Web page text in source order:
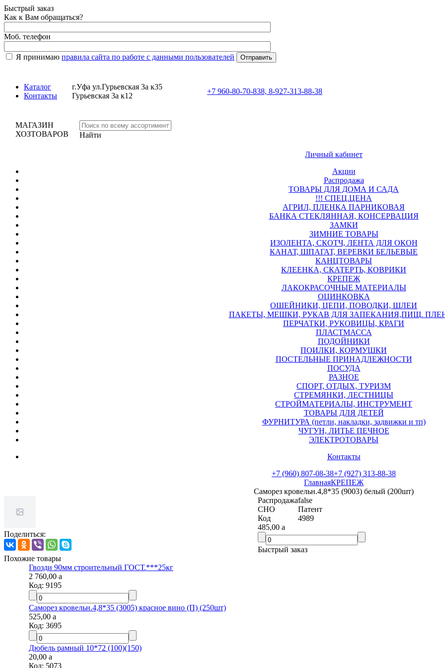
Быстрый заказ
Как к Вам обращаться?
Моб. телефон
Я принимаю правила сайта по работе с данными пользователей
Каталог
Контакты
г.Уфа ул.Гурьевская 3а к35
Гурьевская 3а к12
+7 960-80-70-838, 8-927-313-88-38
МАГАЗИН
ХОЗТОВАРОВ
Найти
Личный кабинет
Акции
Распродажа
ТОВАРЫ ДЛЯ ДОМА И САДА
!!! СПЕЦ.ЦЕНА
АГРИЛ, ПЛЕНКА ПАРНИКОВАЯ
БАНКА СТЕКЛЯННАЯ, КОНСЕРВАЦИЯ
ЗАМКИ
ЗИМНИЕ ТОВАРЫ
ИЗОЛЕНТА, СКОТЧ, ЛЕНТА ДЛЯ ОКОН
КАНАТ, ШПАГАТ, ВЕРЕВКИ БЕЛЬЕВЫЕ
КАНЦТОВАРЫ
КЛЕЕНКА, СКАТЕРТЬ, КОВРИКИ
КРЕПЕЖ
ЛАКОКРАСОЧНЫЕ МАТЕРИАЛЫ
ОЦИНКОВКА
ОШЕЙНИКИ, ЦЕПИ, ПОВОДКИ, ШЛЕИ
ПАКЕТЫ, МЕШКИ, РУКАВ ДЛЯ ЗАПЕКАНИЯ,ПИЩ.
ПЕРЧАТКИ, РУКОВИЦЫ, КРАГИ
ПЛАСТМАССА
ПОДОЙНИКИ
ПОИЛКИ, КОРМУШКИ
ПОСТЕЛЬНЫЕ ПРИНАДЛЕЖНОСТИ
ПОСУДА
РАЗНОЕ
СПОРТ, ОТДЫХ, ТУРИЗМ
СТРЕМЯНКИ, ЛЕСТНИЦЫ
СТРОЙМАТЕРИАЛЫ, ИНСТРУМЕНТ
ТОВАРЫ ДЛЯ ДЕТЕЙ
ФУРНИТУРА (петли, накладки, задвижки и тп)
ЧУГУН, ЛИТЬЕ ПЕЧНОЕ
ЭЛЕКТРОТОВАРЫ
Контакты
+7 (960) 807-08-38+7 (927) 313-88-38
ГлавнаяКРЕПЕЖ
Саморез кровельн.4,8*35 (9003) белый (200шт)
Поделиться:
Распродажаfalse
СНО
Патент
Код
4989
485,00 a
Быстрый заказ
Похожие товары
Гвозди 90мм строительный ГОСТ.***25кг
2 760,00 a
Код: 9195
Саморез кровельн.4,8*35 (3005) красное вино (П) (250шт)
525,00 a
Код: 3695
Дюбель рамный 10*72 (100)(150)
20,00 a
Код: 5073